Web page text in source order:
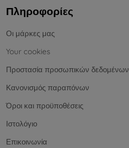
Πληροφορίες
Οι μάρκες μας
Your cookies
Προστασία προσωπικών δεδομένων
Κανονισμός παραπόνων
Όροι και προϋποθέσεις
Ιστολόγιο
Επικοινωνία